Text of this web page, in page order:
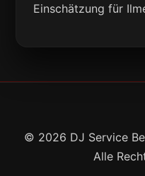
Einschätzung für
© 2026 DJ Service
Alle